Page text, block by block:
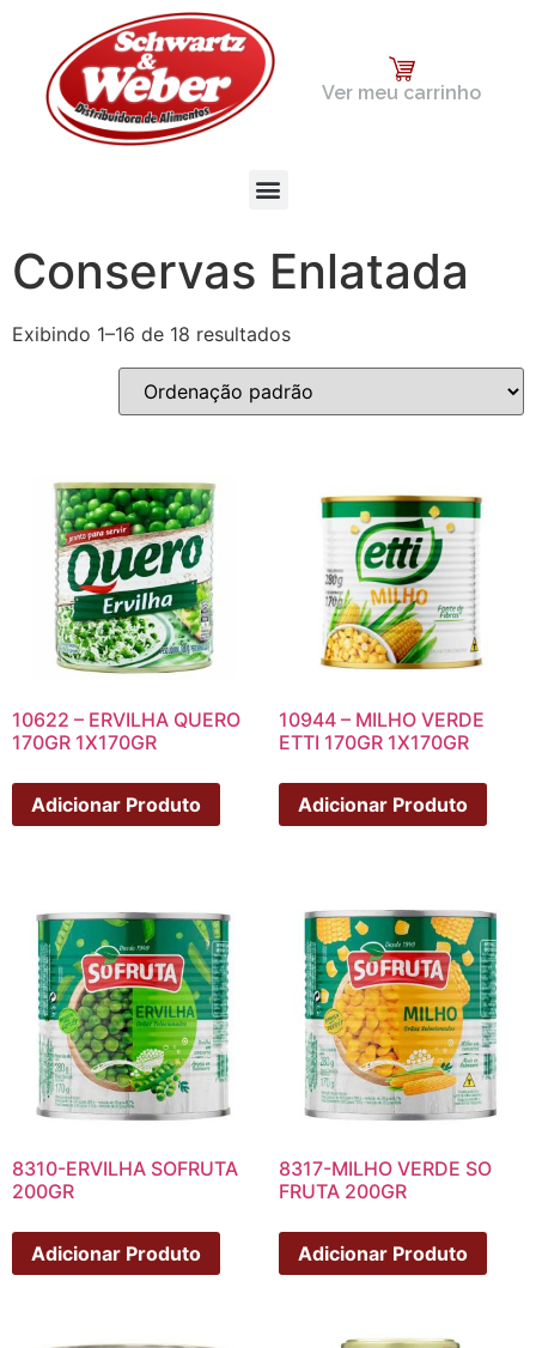
Ver meu carrinho
Conservas Enlatada
Exibindo 1–16 de 18 resultados
10622 – ERVILHA QUERO
170GR 1X170GR
Adicionar Produto
10944 – MILHO VERDE
ETTI 170GR 1X170GR
Adicionar Produto
8310-ERVILHA SOFRUTA
200GR
Adicionar Produto
8317-MILHO VERDE SO
FRUTA 200GR
Adicionar Produto